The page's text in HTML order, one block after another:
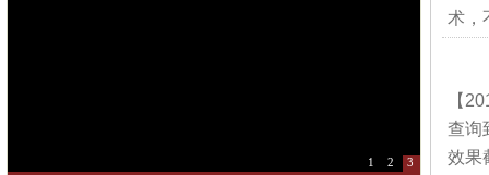
1 2 3
术，
【
查询
效果